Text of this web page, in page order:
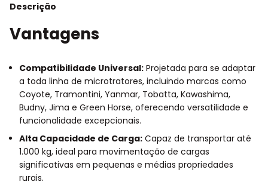
Descrição
Vantagens
Compatibilidade Universal: Projetada para se adaptar
a toda linha de microtratores, incluindo marcas como
Coyote, Tramontini, Yanmar, Tobatta, Kawashima,
Budny, Jima e Green Horse, oferecendo versatilidade e
funcionalidade excepcionais.
Alta Capacidade de Carga: Capaz de transportar até
1.000 kg, ideal para movimentação de cargas
significativas em pequenas e médias propriedades
rurais.